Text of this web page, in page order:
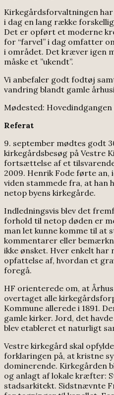
Kirkegårdsforvaltningen
i dag en lang række
Det er opført et moderne
for “farvel” i dag omfatter
i området. Det kræver igen
måske et ”ukendt”.
Vi anbefaler godt fodtøj
vandring blandt gamle
Mødested: Hovedindgangen
Referat
9. september mødtes godt
kirkegårdsbesøg på Vestre
fortsættelse af et
2009. Henrik Fode førte an,
viden stammede fra, at han
netop byens kirkegårde.
Indledningsvis blev det
forhold til netop døden er
man let kunne komme til at
kommentarer eller
ikke ønsket. Hver enkelt har
opfattelse af, hvordan et
foregå.
HF orienterede om, at
overtaget alle
Kommune allerede i 1891.
gamle kirker. Jord, det
blev etableret et naturligt
Vestre kirkegård skal
forklaringen på, at kristne
dominerende. Kirkegården
og anlagt af lokale kræfter:
stadsarkitekt. Sidstnævnte